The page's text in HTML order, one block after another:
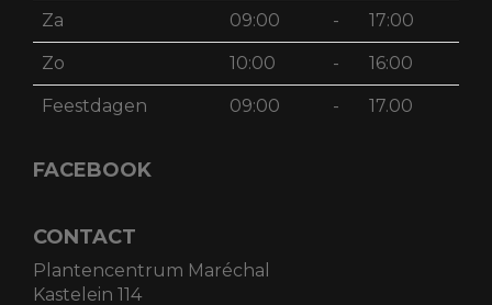
Za 09:00 - 17:00
Zo 10:00 - 16:00
Feestdagen 09:00 - 17.00
FACEBOOK
CONTACT
Plantencentrum Maréchal
Kastelein 114